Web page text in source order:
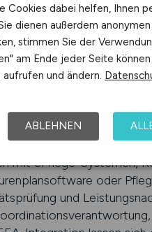
liefert die
und digitalen
in die Cluster
Über das Echtzeit-
Conversion und
Hintergrund,
mit ePflege-Systemen,
oder
und
Cookies dabei helfen, Ihnen
dienen außerdem
stimmen Sie der
am Ende jeder Seite können
und ändern.
ABLEHNEN